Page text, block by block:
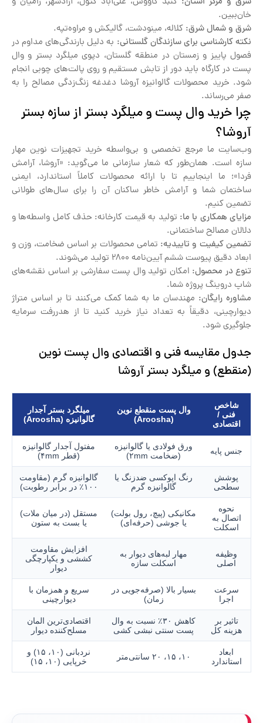
خان‌ببین.
شرق و شمال شرق: کلاله، مینودشت، گالیکش و مراوه‌تپه.
نکته کارشناسی برای سازندگان گلستانی: به دلیل بارندگی‌های مداوم در
فصول پاییز و زمستان در منطقه گلستان، دپوی میلگرد بستر و وال
پست در کارگاه باید دور از تابش مستقیم و روی پالت‌های چوبی انجام
شود. خرید محصولات گالوانیزه آروشا دغدغه زنگ‌زدگی مصالح را به
صفر می‌رساند.
چرا خرید وال پست و میلگرد بستر از سازه بستر
آروشا؟
وب‌سایت ما مرجع تخصصی و بی‌واسطه خرید تجهیزات نوین مهار
سازه است. همان‌طور که شعار سازمانی ما می‌گوید: «آروشا، آرامش
فردا»؛ ما اینجاییم تا با ارائه محصولات کاملاً استاندارد، ایمنی
ساختمان شما و آرامش خاطر ساکنان آن را برای سال‌های طولانی
تضمین کنیم.
مزایای همکاری با ما: تولید به قیمت کارخانه: حذف کامل واسطه‌ها و
دلالان مصالح ساختمانی.
تضمین کیفیت و تاییدیه: تمامی محصولات بر اساس ضخامت، وزن و
ابعاد دقیق پیوست ششم آیین‌نامه ۲۸۰۰ تولید می‌شوند.
تنوع در محصول: امکان تولید وال پست سفارشی بر اساس نقشه‌های
شاپ دروینگ پروژه شما.
مشاوره رایگان: مهندسان ما به شما کمک می‌کنند تا بر اساس متراژ
دیوارچینی، دقیقاً به تعداد نیاز خرید کنید تا از هدررفت سرمایه
جلوگیری شود.
جدول مقایسه فنی و اقتصادی وال پست نوین
(منقطع) و میلگرد بستر آروشا
شاخص
فنی /
اقتصادی
وال پست منقطع نوین
(Aroosha)
میلگرد بستر آجدار
گالوانیزه (Aroosha)
جنس پایه
ورق فولادی یا گالوانیزه
(ضخامت ۲mm)
مفتول آجدار گالوانیزه
(قطر ۴mm)
پوشش
سطحی
رنگ اپوکسی ضد‌زنگ یا
گالوانیزه گرم
گالوانیزه گرم (مقاومت
۱۰۰٪ در برابر رطوبت)
نحوه
اتصال به
اسکلت
مکانیکی (پیچ، رول بولت)
یا جوشی (حرفه‌ای)
مستقل (در میان ملات)
یا بست به ستون
وظیفه
اصلی
مهار لبه‌های دیوار به
اسکلت سازه
افزایش مقاومت
کششی و یکپارچگی
دیوار
سرعت
اجرا
بسیار بالا (صرفه‌جویی در
زمان)
سریع و همزمان با
دیوارچینی
تاثیر بر
هزینه کل
کاهش ۳۰٪ نسبت به وال
پست سنتی نبشی کشی
اقتصادی‌ترین المان
مسلح‌کننده دیوار
ابعاد
استاندارد
۱۰، ۱۵، ۲۰ سانتی‌متر
نردبانی (۱۰، ۱۵) و
خرپایی (۱۰، ۱۵)